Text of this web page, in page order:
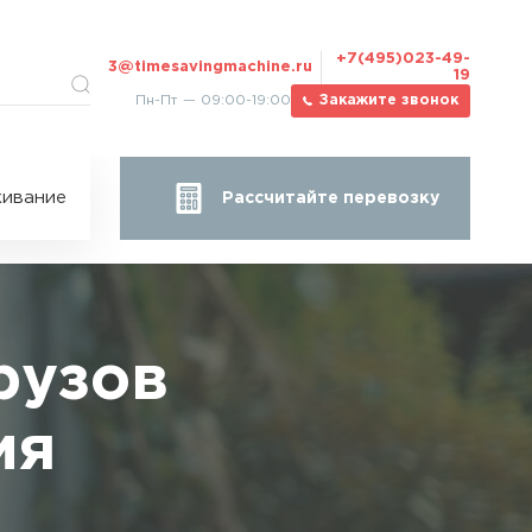
3@timesavingmachine.ru
+7(495)023-49-
19
Пн-Пт — 09:00-19:00
Закажите звонок
Рассчитайте перевозку